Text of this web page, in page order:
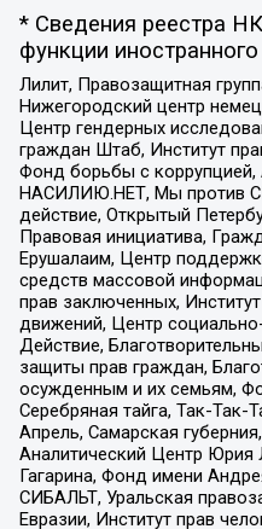
* Сведения реестра
функции иностранного
Лилит, Правозащитная
Нижегородский центр
Центр гендерных
граждан Штаб, Институт
Фонд борьбы с коррупцией,
НАСИЛИЮ.НЕТ, Мы против
действие, Открытый
Правовая инициатива,
Ерушалаим, Центр
средств массовой
прав заключенных,
движений, Центр
Действие,
защиты прав граждан,
осужденным и их семьям,
Серебряная тайга, Так-Так-
Апрель, Самарская
Аналитический Центр
Гагарина, Фонд имени
СИБАЛЬТ, Уральская
Евразии, Институт прав